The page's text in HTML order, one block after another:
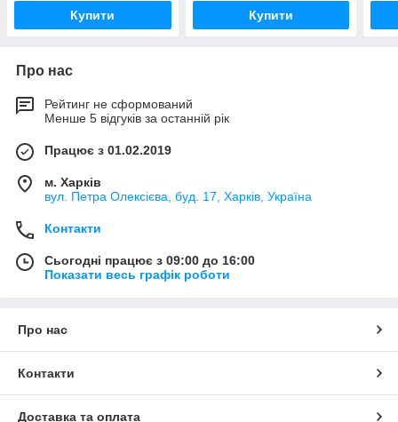
Купити Купити
Про нас
Рейтинг не сформований
Менше 5 відгуків за останній рік
Працює з 01.02.2019
м. Харків
вул. Петра Олексієва, буд. 17, Харків, Україна
Контакти
Сьогодні працює з 09:00 до 16:00
Показати весь графік роботи
Про нас
Контакти
Доставка та оплата